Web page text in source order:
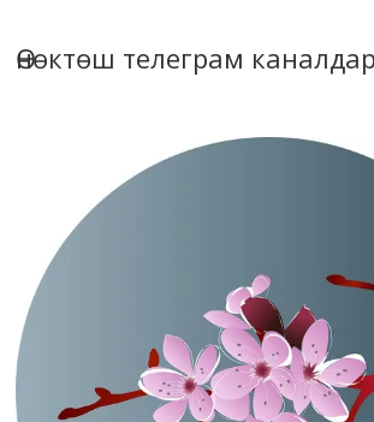
Өнөктөш телеграм